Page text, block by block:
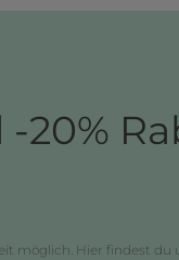
20%
möglich. Hier findest du